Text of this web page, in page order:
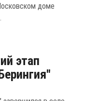
доме
этап